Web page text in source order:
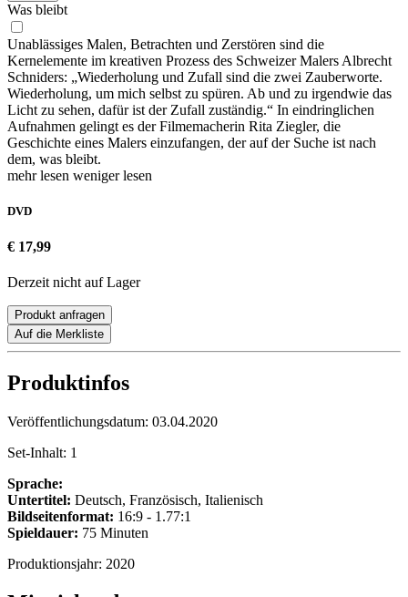
Was bleibt
Unablässiges Malen, Betrachten und Zerstören sind die
Kernelemente im kreativen Prozess des Schweizer Malers Albrecht
Schniders: „Wiederholung und Zufall sind die zwei Zauberworte.
Wiederholung, um mich selbst zu spüren. Ab und zu irgendwie das
Licht zu sehen, dafür ist der Zufall zuständig.“ In eindringlichen
Aufnahmen gelingt es der Filmemacherin Rita Ziegler, die
Geschichte eines Malers einzufangen, der auf der Suche ist nach
dem, was bleibt.
mehr lesen weniger lesen
DVD
€ 17,99
Derzeit nicht auf Lager
Produkt anfragen
Auf die Merkliste
Produktinfos
Veröffentlichungsdatum: 03.04.2020
Set-Inhalt: 1
Sprache:
Untertitel: Deutsch, Französisch, Italienisch
Bildseitenformat: 16:9 - 1.77:1
Spieldauer: 75 Minuten
Produktionsjahr: 2020